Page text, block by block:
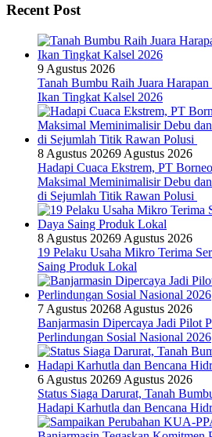
Recent Post
9 Agustus 2026
Tanah Bumbu Raih Juara
Ikan Tingkat Kalsel 2026
8 Agustus 20269 Agustus 2026
Hadapi Cuaca Ekstrem, PT
Maksimal Meminimalisir Debu
di Sejumlah Titik Rawan Polusi
8 Agustus 20269 Agustus 2026
19 Pelaku Usaha Mikro Terima
Saing Produk Lokal
7 Agustus 20268 Agustus 2026
Banjarmasin Dipercaya Jadi Pilot
Perlindungan Sosial Nasional 2026
6 Agustus 20269 Agustus 2026
Status Siaga Darurat, Tanah
Hadapi Karhutla dan Bencana